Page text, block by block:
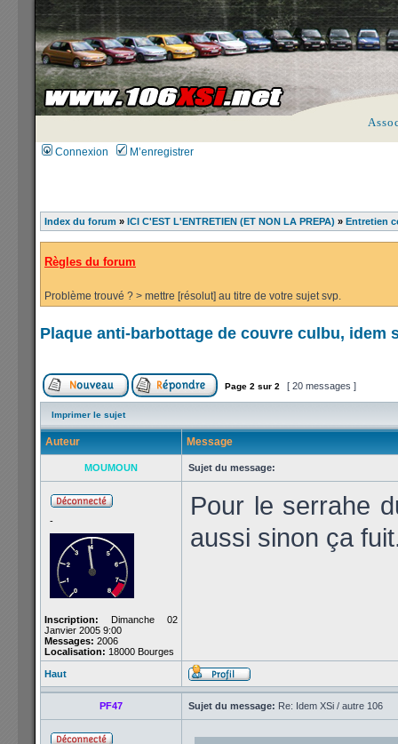
Connexion M’enregistrer
Index du forum » ICI C'EST L'ENTRETIEN (ET NON LA PREPA) » Entretien
Règles du forum
Problème trouvé ? > mettre [résolut] au titre de votre sujet svp.
Plaque anti-barbottage de couvre culbu, idem
Page 2 sur 2 [ 20 messages ]
Imprimer le sujet
Auteur Message
MOUMOUN Sujet du message:
-
Inscription: Dimanche 02
Janvier 2005 9:00
Messages: 2006
Localisation: 18000 Bourges
Pour le serrahe
aussi sinon ça
Haut
PF47 Sujet du message: Re: Idem XSi / autre 106